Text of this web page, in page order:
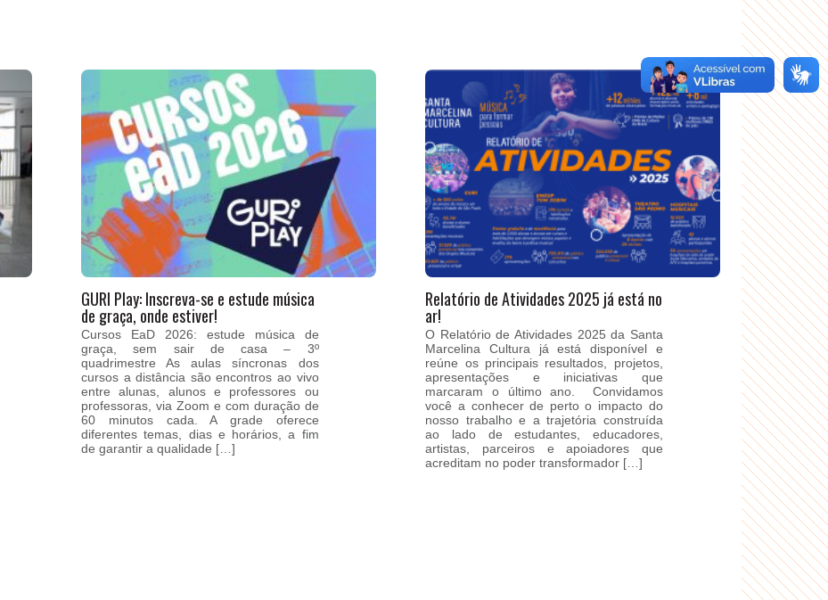
GURI Play: Inscreva-se e estude música
de graça, onde estiver!
Cursos EaD 2026: estude música de
graça, sem sair de casa – 3º
quadrimestre As aulas síncronas dos
cursos a distância são encontros ao vivo
entre alunas, alunos e professores ou
professoras, via Zoom e com duração de
60 minutos cada. A grade oferece
diferentes temas, dias e horários, a fim
de garantir a qualidade […]
Relatório de Atividades 2025 já está no
ar!
O Relatório de Atividades 2025 da Santa
Marcelina Cultura já está disponível e
reúne os principais resultados, projetos,
apresentações e iniciativas que
marcaram o último ano. Convidamos
você a conhecer de perto o impacto do
nosso trabalho e a trajetória construída
ao lado de estudantes, educadores,
artistas, parceiros e apoiadores que
acreditam no poder transformador […]